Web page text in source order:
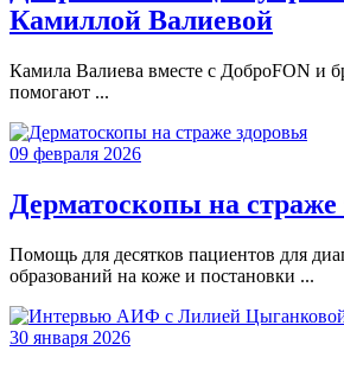
Камиллой Валиевой
Камила Валиева вместе с ДоброFON и
помогают ...
09 февраля 2026
Дерматоскопы на страже
Помощь для десятков пациентов для
образований на коже и постановки ...
30 января 2026